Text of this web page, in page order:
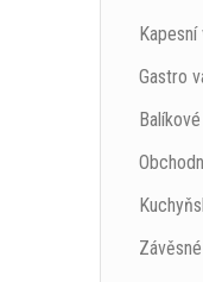
Kapesní
Gastro